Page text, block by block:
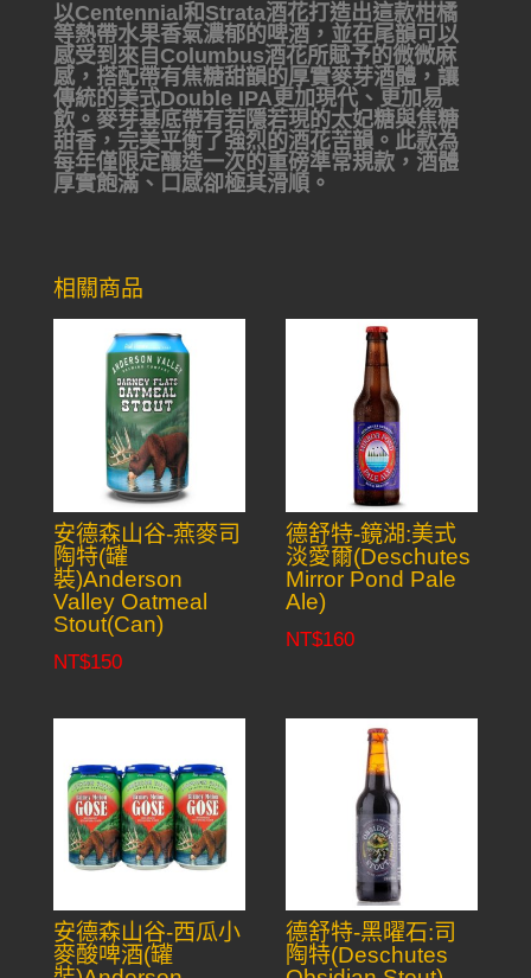
以Centennial和Strata酒花打造出這款柑橘
等熱帶水果香氣濃郁的啤酒，並在尾韻可以
感受到來自Columbus酒花所賦予的微微麻
感，搭配帶有焦糖甜韻的厚實麥芽酒體，讓
傳統的美式Double IPA更加現代、更加易
飲。麥芽基底帶有若隱若現的太妃糖與焦糖
甜香，完美平衡了強烈的酒花苦韻。此款為
每年僅限定釀造一次的重磅準常規款，酒體
厚實飽滿、口感卻極其滑順。
相關商品
安德森山谷-燕麥司
陶特(罐
裝)Anderson
Valley Oatmeal
Stout(Can)
NT$150
德舒特-鏡湖:美式
淡愛爾(Deschutes
Mirror Pond Pale
Ale)
NT$160
安德森山谷-西瓜小
麥酸啤酒(罐
德舒特-黑曜石:司
陶特(Deschutes